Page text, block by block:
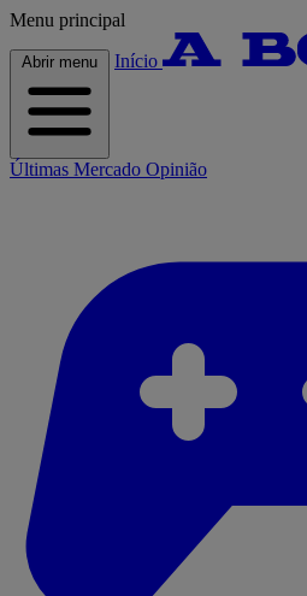
Menu principal
Abrir menu Início
Últimas Mercado Opinião